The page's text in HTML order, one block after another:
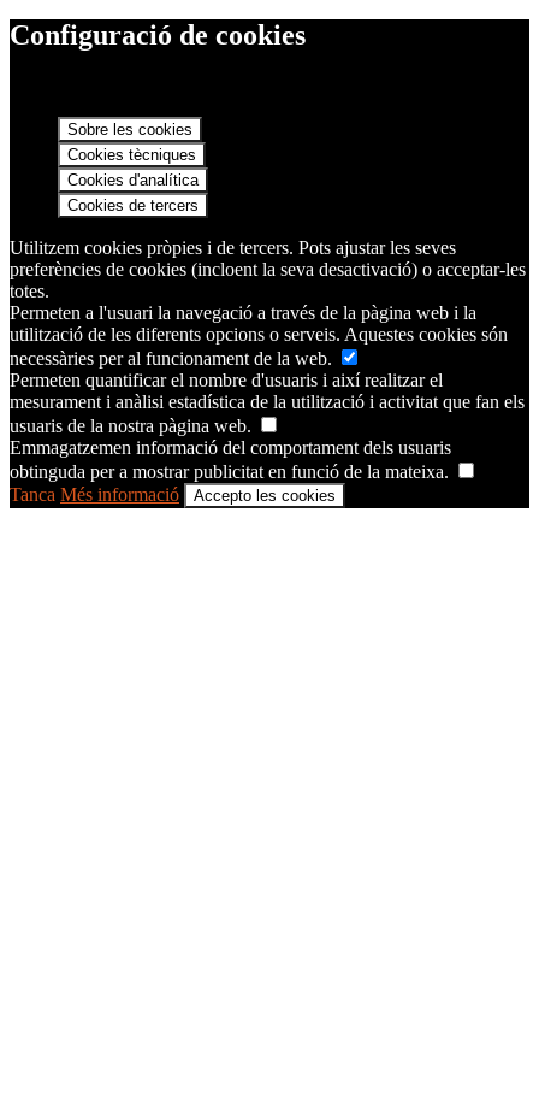
Configuració de cookies
Sobre les cookies
Cookies tècniques
Cookies d'analítica
Cookies de tercers
Utilitzem cookies pròpies i de tercers. Pots ajustar les seves
preferències de cookies (incloent la seva desactivació) o acceptar-les
totes.
Permeten a l'usuari la navegació a través de la pàgina web i la
utilització de les diferents opcions o serveis. Aquestes cookies són
necessàries per al funcionament de la web.
Permeten quantificar el nombre d'usuaris i així realitzar el
mesurament i anàlisi estadística de la utilització i activitat que fan els
usuaris de la nostra pàgina web.
Emmagatzemen informació del comportament dels usuaris
obtinguda per a mostrar publicitat en funció de la mateixa.
Tanca Més informació Accepto les cookies